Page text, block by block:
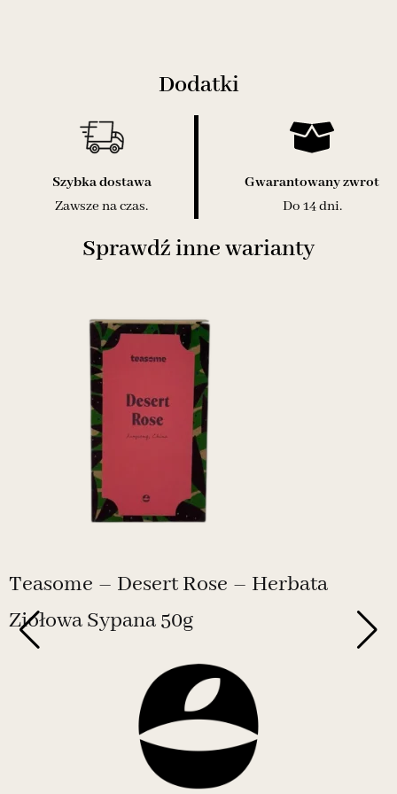
Dodatki
Szybka dostawa
Zawsze na czas.
Gwarantowany zwrot
Do 14 dni.
Sprawdź inne warianty
Teasome – Desert Rose – Herbata
Ziołowa Sypana 50g